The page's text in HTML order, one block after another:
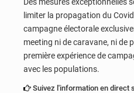
Des mesures exceptionnelles
limiter la propagation du
campagne électorale
meeting ni de caravane, ni de
première expérience de
avec les populations.
Suivez l'information en direct